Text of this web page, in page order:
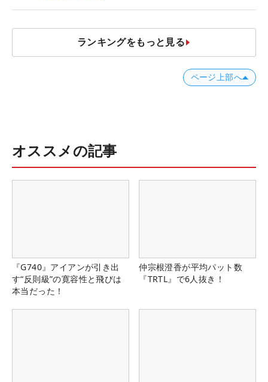
ランキングをもっと見る
ページ上部へ
オススメの記事
『G740』アイアンが引き出
す“反則級”の寛容性と飛びは
本当だった！
仲宗根澄香が平均パット数
『TRTL』で6人抜き！